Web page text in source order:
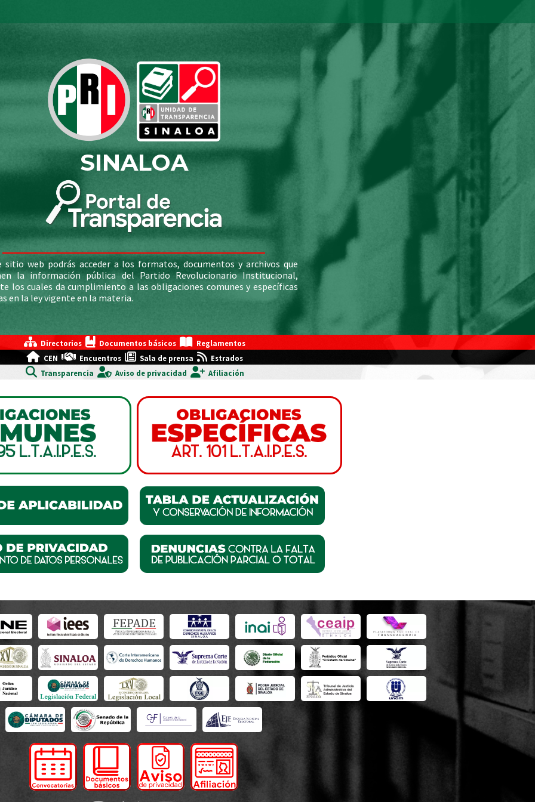
SINALOA
sitio web podrás acceder a los formatos, documentos y archivos que
la información pública del Partido Revolucionario Institucional,
los cuales da cumplimiento a las obligaciones comunes y específicas
en la ley vigente en la materia.
Directorios Documentos básicos
Reglamentos
CEN
Encuentros Sala de prensa
Estrados
Transparencia
Aviso de privacidad Afiliación